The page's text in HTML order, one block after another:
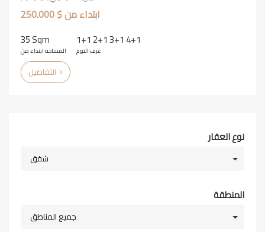
ابتداء من $ 250.000
35 Sqm
المساحة ابتداء من
1+1 2+1 3+1 4+1
غرف النوم
نوع العقار
شقق
المنطقة
جميع المناطق